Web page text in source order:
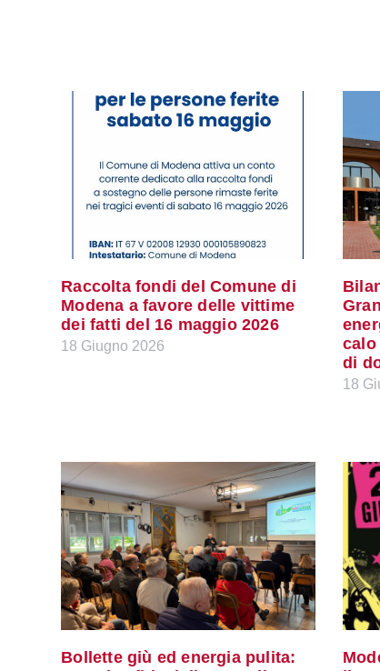
Raccolta fondi del Comune di
Modena a favore delle vittime
dei fatti del 16 maggio 2026
18 Giugno 2026
calo
di
18
Bollette giù ed energia pulita: